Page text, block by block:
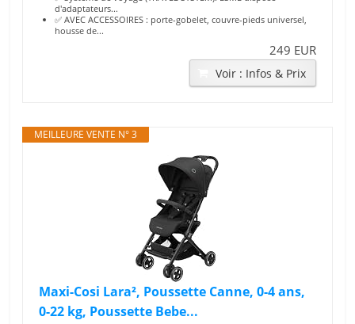
d'adaptateurs...
✅ AVEC ACCESSOIRES : porte-gobelet, couvre-pieds universel,
housse de...
249 EUR
Voir : Infos & Prix
MEILLEURE VENTE N° 3
Maxi-Cosi Lara², Poussette Canne, 0-4 ans,
0-22 kg, Poussette Bebe...